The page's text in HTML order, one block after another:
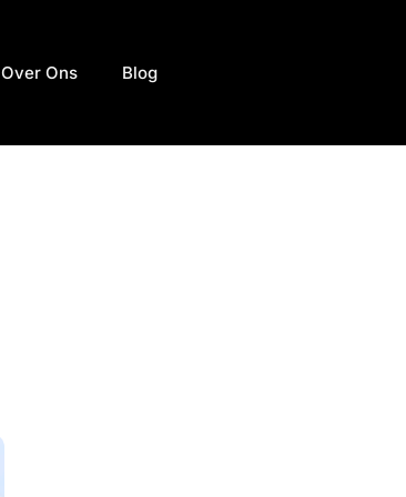
Over Ons Blog